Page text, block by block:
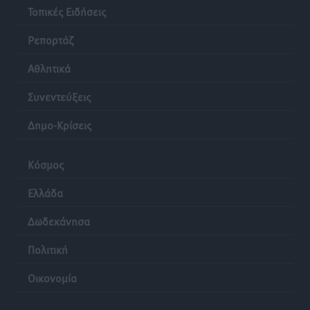
Τοπικές Ειδήσεις
Ρεπορτάζ
Αθλητικά
Συνεντεύξεις
Δημο-Κρίσεις
Κόσμος
Ελλάδα
Δωδεκάνησα
Πολιτική
Οικονομία